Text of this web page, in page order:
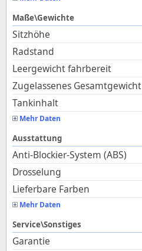
Maße\Gewichte
Sitzhöhe
Radstand
Leergewicht fahrbereit
Zugelassenes Gesamtgewicht
Tankinhalt
Mehr Daten
Ausstattung
Anti-Blockier-System (ABS)
Drosselung
Lieferbare Farben
Mehr Daten
Service\Sonstiges
Garantie